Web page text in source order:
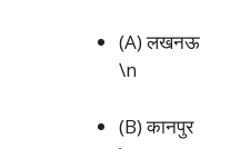
(A) लखनऊ
\n
(B) कानपुर